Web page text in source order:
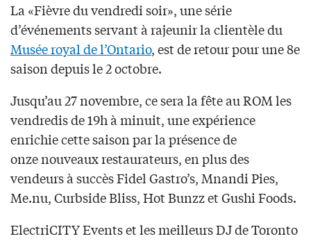
La «Fièvre du vendredi soir», une série
d’événements servant à rajeunir la clientèle du
Musée royal de l’Ontario, est de retour pour une 8e
saison depuis le 2 octobre.
Jusqu’au 27 novembre, ce sera la fête au ROM les
vendredis de 19h à minuit, une expérience
enrichie cette saison par la présence de
onze nouveaux restaurateurs, en plus des
vendeurs à succès Fidel Gastro’s, Mnandi Pies,
Me.nu, Curbside Bliss, Hot Bunzz et Gushi Foods.
ElectriCITY Events et les meilleurs DJ de Toronto